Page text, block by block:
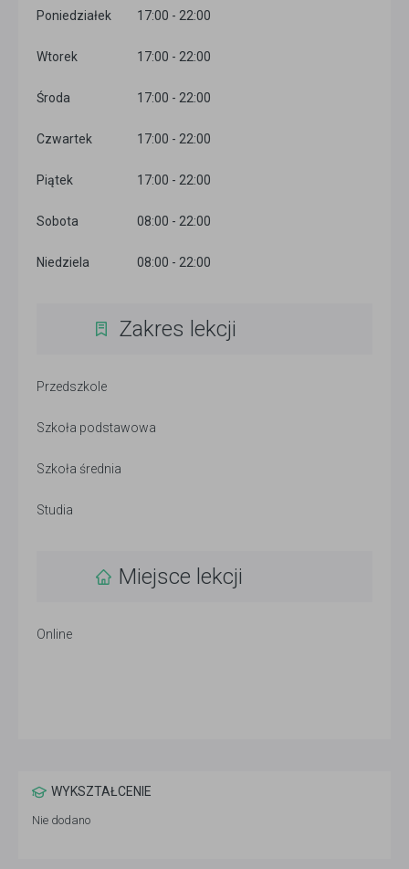
Poniedziałek 17:00 - 22:00
Wtorek 17:00 - 22:00
Środa 17:00 - 22:00
Czwartek 17:00 - 22:00
Piątek 17:00 - 22:00
Sobota 08:00 - 22:00
Niedziela 08:00 - 22:00
Zakres lekcji
Przedszkole
Szkoła podstawowa
Szkoła średnia
Studia
Miejsce lekcji
Online
WYKSZTAŁCENIE
Nie dodano